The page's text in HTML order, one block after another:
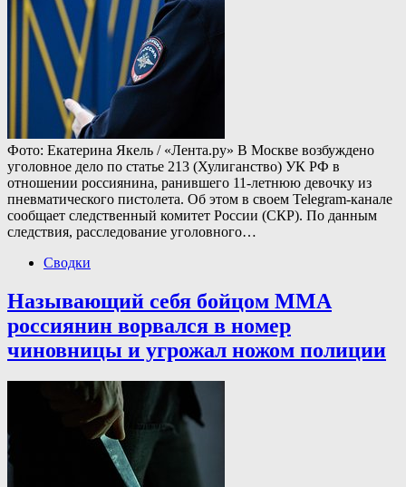
Фото: Екатерина Якель / «Лента.ру» В Москве возбуждено
уголовное дело по статье 213 (Хулиганство) УК РФ в
отношении россиянина, ранившего 11-летнюю девочку из
пневматического пистолета. Об этом в своем Telegram-канале
сообщает следственный комитет России (СКР). По данным
следствия, расследование уголовного…
Сводки
Называющий себя бойцом ММА
россиянин ворвался в номер
чиновницы и угрожал ножом полиции